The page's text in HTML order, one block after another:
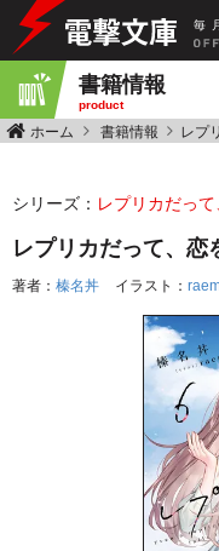
毎
書籍情報
product
ホーム 書籍情報 レプ
シリーズ： レプリカだって
レプリカだって、
著者： 榛名丼 イラスト：